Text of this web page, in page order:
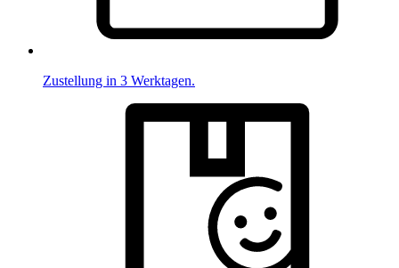
Zustellung in 3 Werktagen.